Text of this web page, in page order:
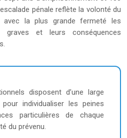
pénale reflète la volonté du
avec la plus grande fermeté les
graves et leurs conséquences
disposent d’une large
individualiser les peines
particulières de chaque
du prévenu.